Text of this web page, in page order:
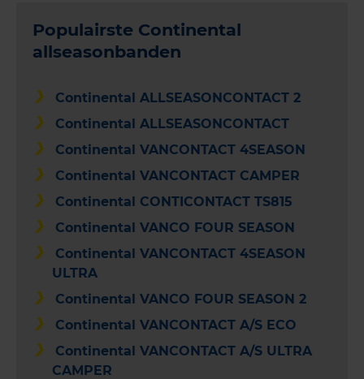
Populairste Continental
allseasonbanden
Continental ALLSEASONCONTACT 2
Continental ALLSEASONCONTACT
Continental VANCONTACT 4SEASON
Continental VANCONTACT CAMPER
Continental CONTICONTACT TS815
Continental VANCO FOUR SEASON
Continental VANCONTACT 4SEASON
ULTRA
Continental VANCO FOUR SEASON 2
Continental VANCONTACT A/S ECO
Continental VANCONTACT A/S ULTRA
CAMPER